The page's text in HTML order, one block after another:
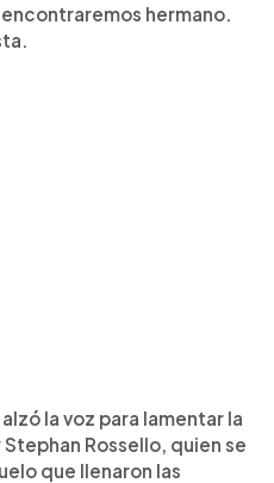
hermano.
la voz para lamentar la
Rossello, quien se
que llenaron las